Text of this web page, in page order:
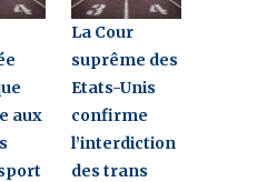
aux
La Cour
suprême des
Etats-Unis
confirme
l’interdiction
des trans